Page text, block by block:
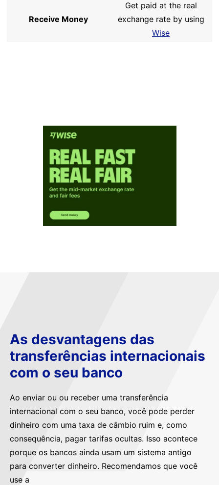
Receive Money
Get paid at the real
exchange rate by using
Wise
As desvantagens das
transferências internacionais
com o seu banco
Ao enviar ou ou receber uma transferência
internacional com o seu banco, você pode perder
dinheiro com uma taxa de câmbio ruim e, como
consequência, pagar tarifas ocultas. Isso acontece
porque os bancos ainda usam um sistema antigo
para converter dinheiro. Recomendamos que você
use a